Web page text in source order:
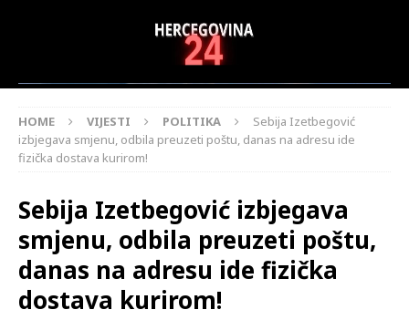
izbjegava smjenu, odbila preuzeti poštu, danas na adresu ide
fizička dostava kurirom!
Sebija Izetbegović izbjegava
smjenu, odbila preuzeti poštu,